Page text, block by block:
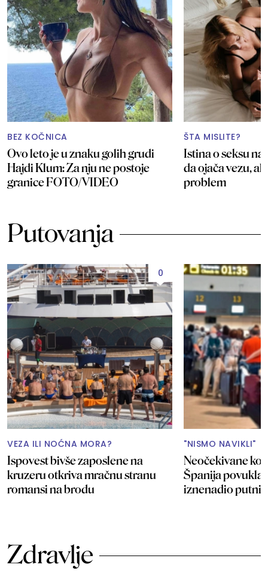
BEZ KOČNICA
Ovo leto je u znaku golih grudi
Hajdi Klum: Za nju ne postoje
granice FOTO/VIDEO
ŠTA MISLITE?
Istina o seksu
da ojača vezu,
problem
Putovanja
0
VEZA ILI NOĆNA MORA?
Ispovest bivše zaposlene na
kruzeru otkriva mračnu stranu
romansi na brodu
"NISMO NAVIKLI"
Neočekivane
Španija povukla
iznenadio
Zdravlje